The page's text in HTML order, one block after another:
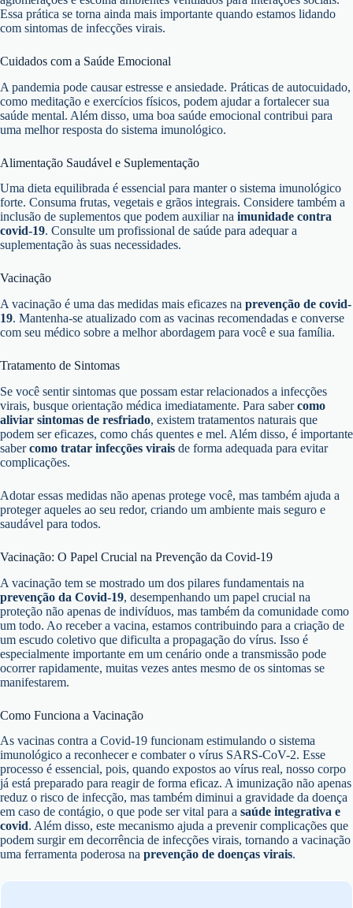
Essa prática se torna ainda mais importante quando estamos lidando
com sintomas de infecções virais.
Cuidados com a Saúde Emocional
A pandemia pode causar estresse e ansiedade. Práticas de autocuidado,
como meditação e exercícios físicos, podem ajudar a fortalecer sua
saúde mental. Além disso, uma boa saúde emocional contribui para
uma melhor resposta do sistema imunológico.
Alimentação Saudável e Suplementação
Uma dieta equilibrada é essencial para manter o sistema imunológico
forte. Consuma frutas, vegetais e grãos integrais. Considere também a
inclusão de suplementos que podem auxiliar na imunidade contra
covid-19. Consulte um profissional de saúde para adequar a
suplementação às suas necessidades.
Vacinação
A vacinação é uma das medidas mais eficazes na prevenção de covid-
19. Mantenha-se atualizado com as vacinas recomendadas e converse
com seu médico sobre a melhor abordagem para você e sua família.
Tratamento de Sintomas
Se você sentir sintomas que possam estar relacionados a infecções
virais, busque orientação médica imediatamente. Para sabercomo
aliviar sintomas de resfriado, existem tratamentos naturais que
podem ser eficazes, como chás quentes e mel. Além disso, é importante
sabercomo tratar infecções virais de forma adequada para evitar
complicações.
Adotar essas medidas não apenas protege você, mas também ajuda a
proteger aqueles ao seu redor, criando um ambiente mais seguro e
saudável para todos.
Vacinação: O Papel Crucial na Prevenção da Covid-19
A vacinação tem se mostrado um dos pilares fundamentais na
prevenção da Covid-19, desempenhando um papel crucial na
proteção não apenas de indivíduos, mas também da comunidade como
um todo. Ao receber a vacina, estamos contribuindo para a criação de
um escudo coletivo que dificulta a propagação do vírus. Isso é
especialmente importante em um cenário onde a transmissão pode
ocorrer rapidamente, muitas vezes antes mesmo de os sintomas se
manifestarem.
Como Funciona a Vacinação
As vacinas contra a Covid-19 funcionam estimulando o sistema
imunológico a reconhecer e combater o vírus SARS-CoV-2. Esse
processo é essencial, pois, quando expostos ao vírus real, nosso corpo
já está preparado para reagir de forma eficaz. A imunização não apenas
reduz o risco de infecção, mas também diminui a gravidade da doença
em caso de contágio, o que pode ser vital para a saúde integrativa e
covid. Além disso, este mecanismo ajuda a prevenir complicações que
podem surgir em decorrência de infecções virais, tornando a vacinação
uma ferramenta poderosa na prevenção de doenças virais.